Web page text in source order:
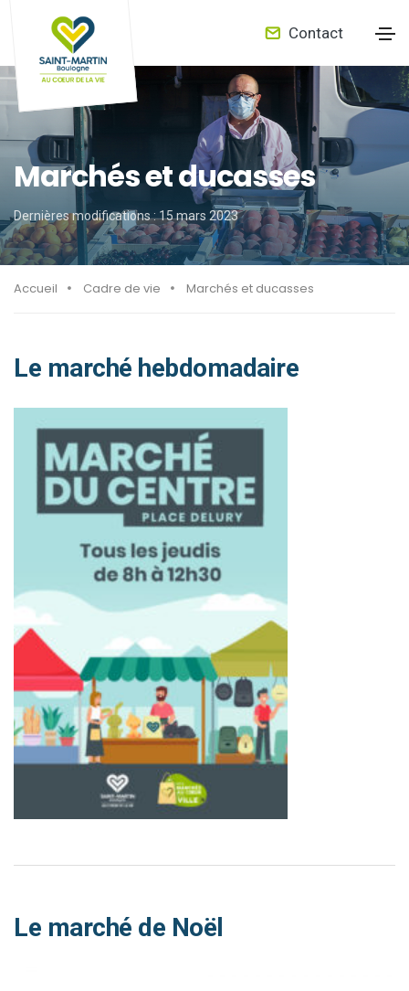
Contact
Marchés et ducasses
Dernières modifications : 15 mars 2023
Accueil Cadre de vie Marchés et ducasses
Le marché hebdomadaire
Le marché de Noël